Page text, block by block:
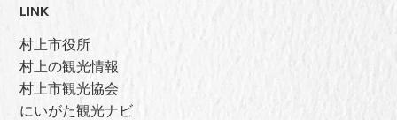
LINK
村上市役所
村上の観光情報
村上市観光協会
にいがた観光ナビ